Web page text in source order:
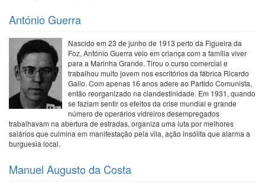
António Guerra
Nascido em 23 de junho de 1913 perto da Figueira da
Foz, António Guerra veio em criança com a família viver
para a Marinha Grande. Tirou o curso comercial e
trabalhou muito jovem nos escritórios da fábrica Ricardo
Gallo. Com apenas 16 anos adere ao Partido Comunista,
então reorganizado na clandestinidade. Em 1931, quando
se faziam sentir os efeitos da crise mundial e grande
número de operários vidreiros desempregados
trabalhavam na abertura de estradas, organiza uma luta por melhores
salários que culmina em manifestação pela vila, ação insólita que alarma a
burguesia local.
Manuel Augusto da Costa